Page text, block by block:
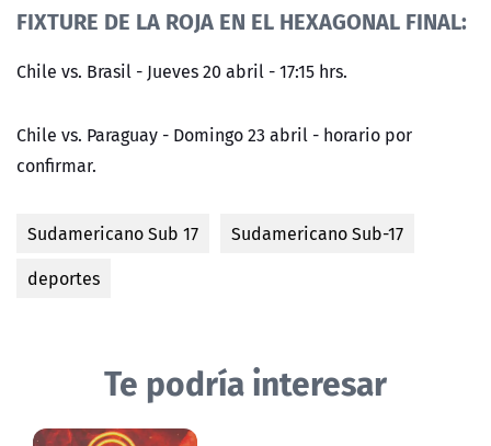
FIXTURE DE LA ROJA EN EL HEXAGONAL FINAL:
Chile vs. Brasil - Jueves 20 abril - 17:15 hrs.
Chile vs. Paraguay - Domingo 23 abril - horario por
confirmar.
Sudamericano Sub 17
Sudamericano Sub-17
deportes
Te podría interesar